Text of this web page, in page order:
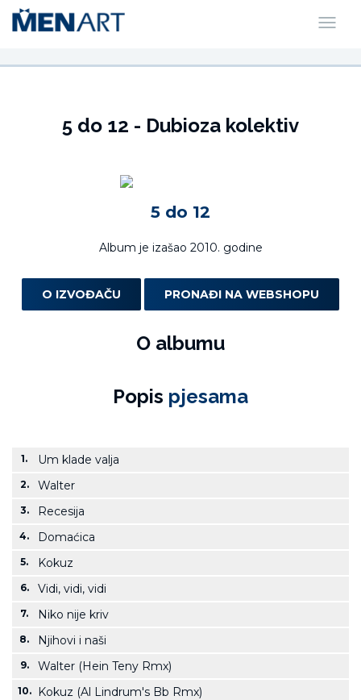
5 do 12 - Dubioza kolektiv
5 do 12
Album je izašao 2010. godine
O IZVOĐAČU PRONAĐI NA WEBSHOPU
O albumu
Popis pjesama
1. Um klade valja
2. Walter
3. Recesija
4. Domaćica
5. Kokuz
6. Vidi, vidi, vidi
7. Niko nije kriv
8. Njihovi i naši
9. Walter (Hein Teny Rmx)
10. Kokuz (Al Lindrum's Bb Rmx)